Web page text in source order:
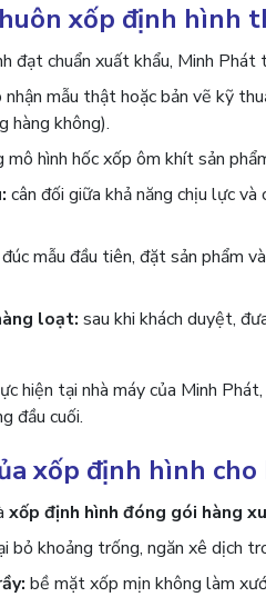
xốp định hình
đạt chuẩn xuất khẩu, Minh
mẫu thật hoặc bản vẽ kỹ
hàng không).
mô hình hốc xốp ôm khít sản
cân đối giữa khả năng chịu lực
đúc mẫu đầu tiên, đặt sản phẩm
loạt: sau khi khách duyệt,
hiện tại nhà máy của Minh
đầu cuối.
xốp định hình
xốp định hình đóng gói hàng
bỏ khoảng trống, ngăn xê dịch
bề mặt xốp mịn không làm